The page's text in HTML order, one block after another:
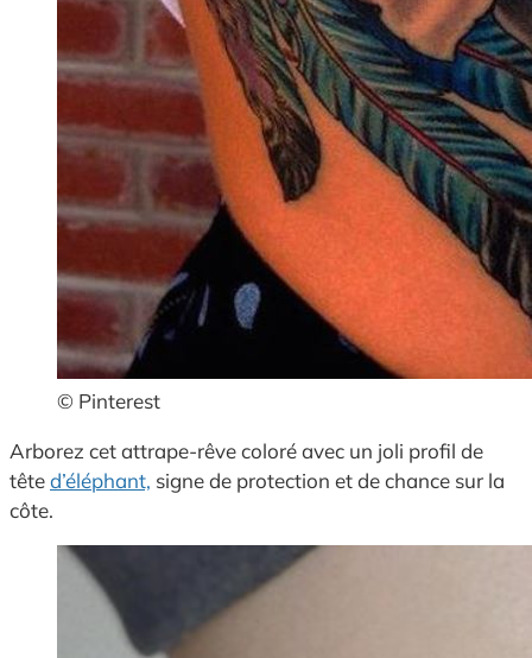
© Pinterest
Arborez cet attrape-rêve coloré avec un joli profil de
têted’éléphant, signe de protection et de chance sur la
côte.